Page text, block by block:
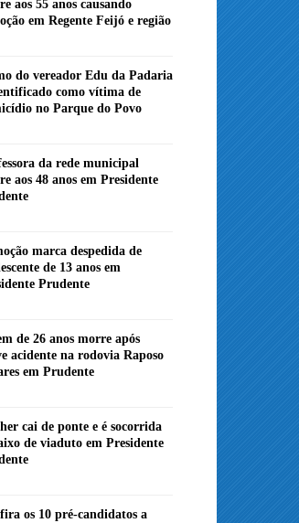
aos 55 anos causando
em Regente Feijó e região
do vereador Edu da Padaria
como vítima de
no Parque do Povo
da rede municipal
aos 48 anos em Presidente
marca despedida de
de 13 anos em
Prudente
de 26 anos morre após
acidente na rodovia Raposo
em Prudente
cai de ponte e é socorrida
de viaduto em Presidente
os 10 pré-candidatos a